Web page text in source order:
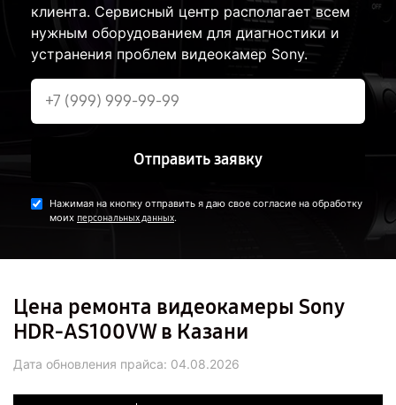
клиента. Сервисный центр располагает всем
нужным оборудованием для диагностики и
устранения проблем видеокамер Sony.
Отправить заявку
Нажимая на кнопку отправить я даю свое согласие на обработку
моих персональных данных.
Цена ремонта видеокамеры Sony
HDR-AS100VW в Казани
Дата обновления прайса: 04.08.2026